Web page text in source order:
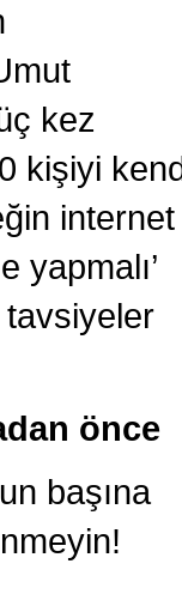
kez
kişiyi
internet
yapmalı’
önce
başına